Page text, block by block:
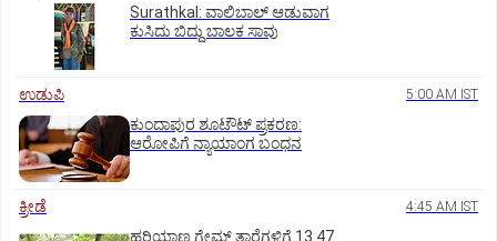
Surathkal: ವಾಲಿಬಾಲ್ ಆಡುವಾಗ
ಕುಸಿದು ಬಿದ್ದು ಬಾಲಕ ಸಾವು
ಉಡುಪಿ 5:00 AM IST
ಕುಂದಾಪುರ ಶೂಟೌಟ್ ಪ್ರಕರಣ:
ಆರೋಪಿಗೆ ನ್ಯಾಯಾಂಗ ಬಂಧನ
ಕ್ರೀಡೆ 4:45 AM IST
ಹರಿಯಾಣ ಗೇಮ್ಸ್‌ ತಾರೆಗಳಿಗೆ 13.47